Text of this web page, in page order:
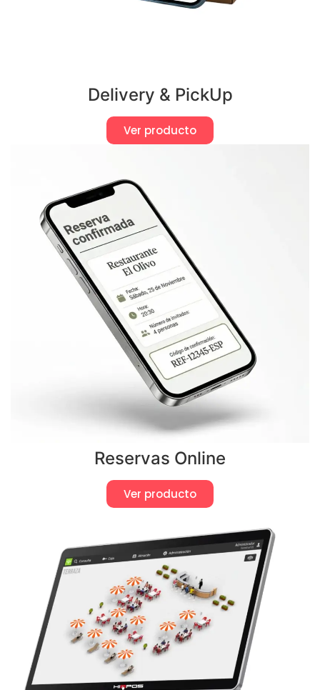
Delivery & PickUp
Ver producto
Reservas Online
Ver producto